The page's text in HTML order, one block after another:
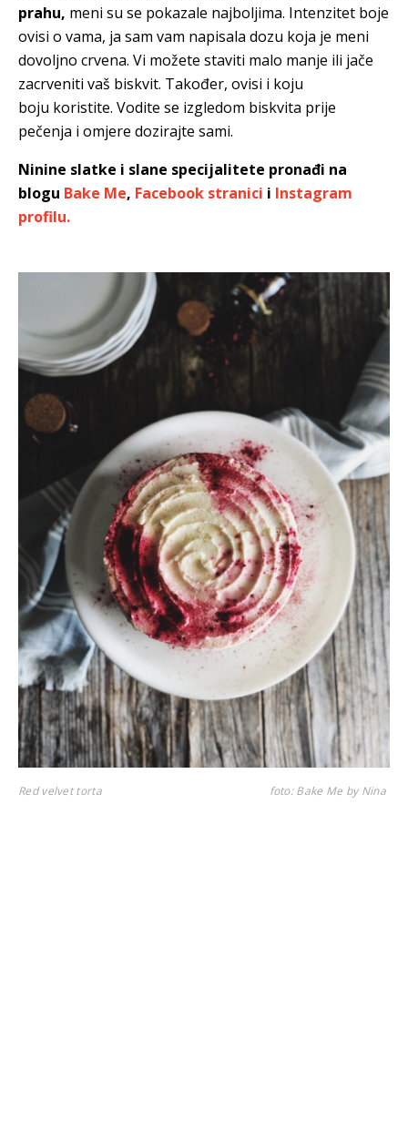
prahu, meni su se pokazale najboljima. Intenzitet boje
ovisi o vama, ja sam vam napisala dozu koja je meni
dovoljno crvena. Vi možete staviti malo manje ili jače
zacrveniti vaš biskvit. Također, ovisi i koju
boju koristite. Vodite se izgledom biskvita prije
pečenja i omjere dozirajte sami.
Ninine slatke i slane specijalitete pronađi na
blogu Bake Me, Facebook stranici i Instagram
profilu.
Red velvet torta foto: Bake Me by Nina